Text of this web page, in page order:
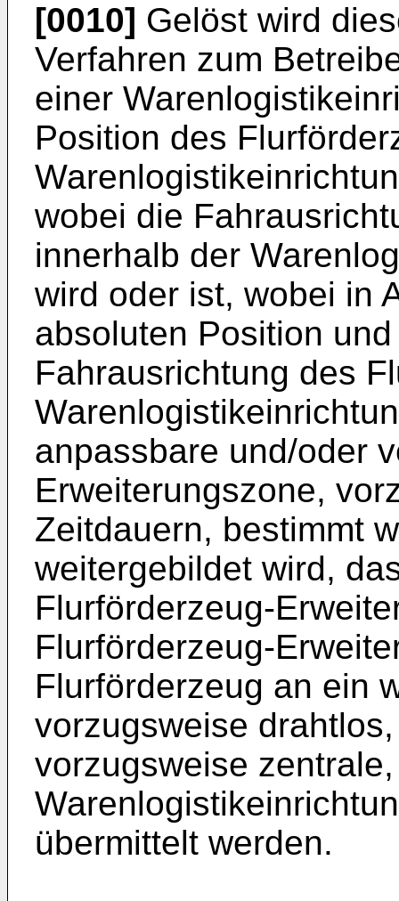
[0010] Gelöst wird
Verfahren zum
einer
Position des
wobei die
innerhalb der
wird oder ist, wobei in
absoluten Position
Fahrausrichtung des
anpassbare und/oder
Erweiterungszone,
Zeitdauern, bestimmt
weitergebildet wird,
Flurförderzeug-
Flurförderzeug-
Flurförderzeug an ein
vorzugsweise
vorzugsweise
übermittelt werden.